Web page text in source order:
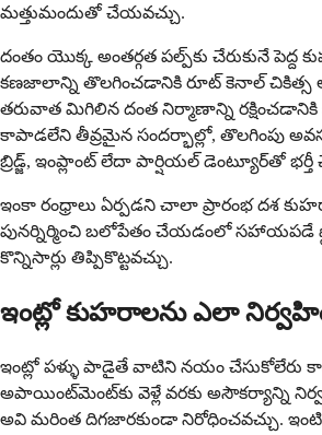
మత్తుమందుతో చేయవచ్చు.
దంతం యొక్క అంతర్గత పల్ప్‌కు చేరుకునే పెద్ద
కణజాలాన్ని తొలగించడానికి రూట్ కెనాల్ చికిత్స
తరువాత మిగిలిన దంత నిర్మాణాన్ని రక్షించడానికి
కాపాడలేని తీవ్రమైన సందర్భాల్లో, తొలగింపు
బ్రిడ్జ్, ఇంప్లాంట్ లేదా పార్షియల్ డెంట్యూర్‌తో
ఇంకా రంధ్రాలు ఏర్పడని చాలా ప్రారంభ దశ
పునర్నిర్మించి బలోపేతం చేయడంలో సహాయపడే
కొన్నిసార్లు తిప్పికొట్టవచ్చు.
ఇంట్లో కుహరాలను ఎలా
ఇంట్లో పళ్ళు పాడైతే వాటిని నయం చేసుకోలేరు
అపాయింట్‌మెంట్‌కు వెళ్లే వరకు అసౌకర్యాన్ని
అవి మరింత దిగజారకుండా నిరోధించవచ్చు. ఇంటి